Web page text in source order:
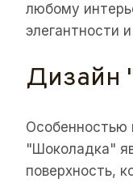
любому
элегантности
Дизайн
Особенностью
"Шоколадка"
поверхность,